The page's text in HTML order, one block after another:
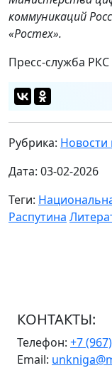
коммуникаций
«Ростех».
Пресс-служба РКС
Рубрика: Новости
Дата: 03-02-2026
Теги:
Распутина
КОНТАКТЫ:
Телефон: +7
Email: